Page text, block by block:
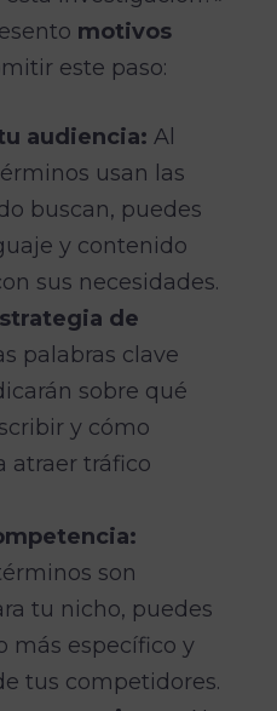
motivos
este paso:
audiencia: Al
usan las
buscan, puedes
y contenido
sus necesidades.
de
palabras clave
sobre qué
y cómo
atraer tráfico
son
tu nicho, puedes
más específico y
tus competidores.